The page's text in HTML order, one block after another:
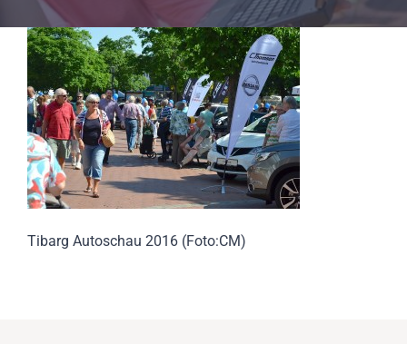
Events
Impressionen
Über uns
SUCHE
Tibarg Autoschau 2016 (Foto:CM)